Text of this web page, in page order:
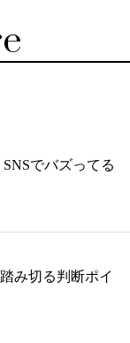
SNSでバズってる
み切る判断ポイ